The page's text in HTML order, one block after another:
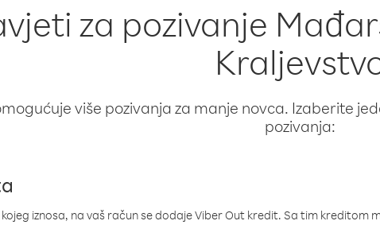
za pozivanje
više pozivanja za manje novca. Izaberite
pozivanja:
iznosa, na vaš račun se dodaje Viber Out kredit. Sa tim kreditom